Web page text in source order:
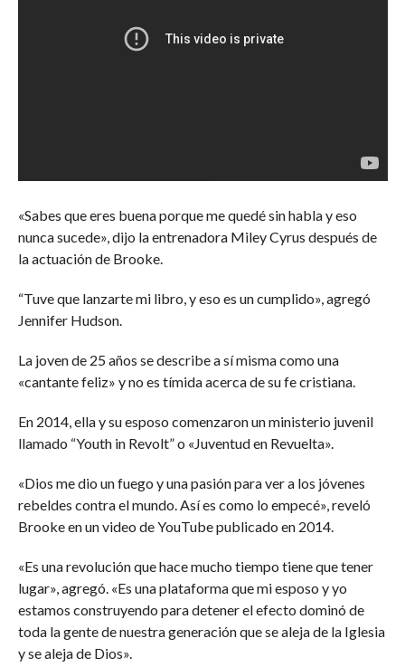
«Sabes que eres buena porque me quedé sin habla y eso
nunca sucede», dijo la entrenadora Miley Cyrus después de
la actuación de Brooke.
“Tuve que lanzarte mi libro, y eso es un cumplido», agregó
Jennifer Hudson.
La joven de 25 años se describe a sí misma como una
«cantante feliz» y no es tímida acerca de su fe cristiana.
En 2014, ella y su esposo comenzaron un ministerio juvenil
llamado “Youth in Revolt” o «Juventud en Revuelta».
«Dios me dio un fuego y una pasión para ver a los jóvenes
rebeldes contra el mundo. Así es como lo empecé», reveló
Brooke en un video de YouTube publicado en 2014.
«Es una revolución que hace mucho tiempo tiene que tener
lugar», agregó. «Es una plataforma que mi esposo y yo
estamos construyendo para detener el efecto dominó de
toda la gente de nuestra generación que se aleja de la Iglesia
y se aleja de Dios».